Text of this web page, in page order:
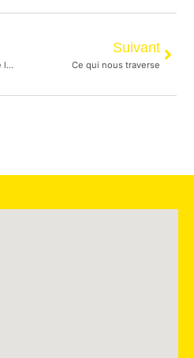
Déclaration de l’élimination de la violence envers les femmes francophones
Suivant
Ce qui nous traverse